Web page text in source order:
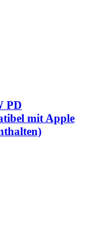
PD
mit Apple